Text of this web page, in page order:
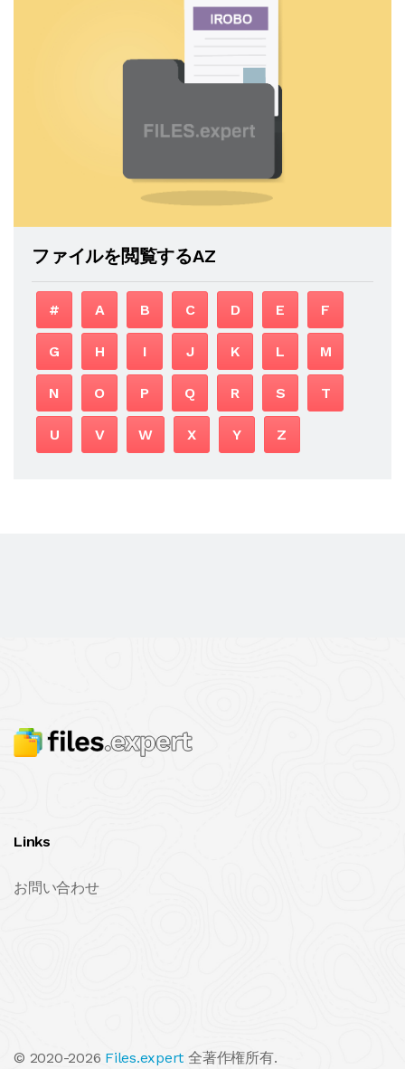
ファイルを閲覧するAZ
# A B C D E F
G H I J K L M
N O P Q R S T
U V W X Y Z
Links
お問い合わせ
© 2020-2026 Files.expert 全著作権所有.